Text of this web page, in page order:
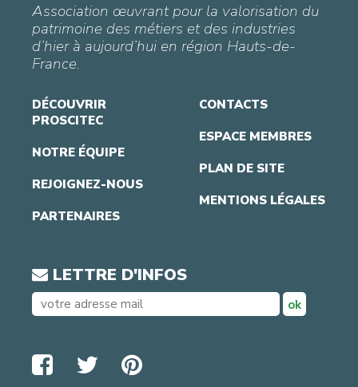
Association œuvrant pour la valorisation du
patrimoine des métiers et des industries
d’hier à aujourd’hui en région Hauts-de-
France.
DÉCOUVRIR
PROSCITEC
NOTRE ÉQUIPE
REJOIGNEZ-NOUS
PARTENAIRES
CONTACTS
ESPACE MEMBRES
PLAN DE SITE
MENTIONS LÉGALES
LETTRE D'INFOS